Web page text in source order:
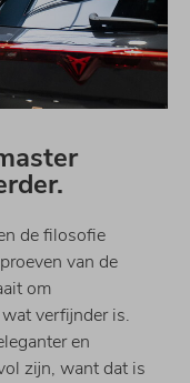
de filosofie
van de
om
verfijnder is.
en
zijn, want dat is